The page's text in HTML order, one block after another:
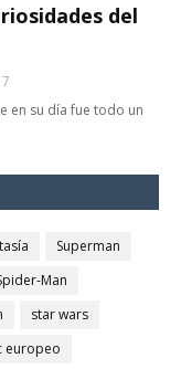
del
en su día fue todo un
Superman
Man
star wars
europeo